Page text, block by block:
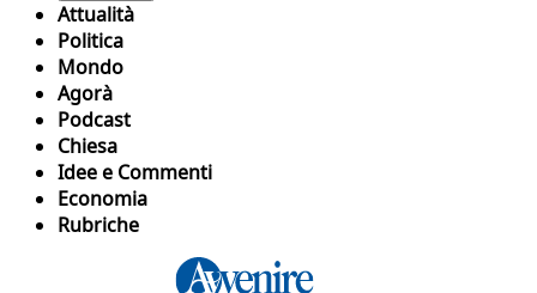
Attualità
Politica
Mondo
Agorà
Podcast
Chiesa
Idee e Commenti
Economia
Rubriche